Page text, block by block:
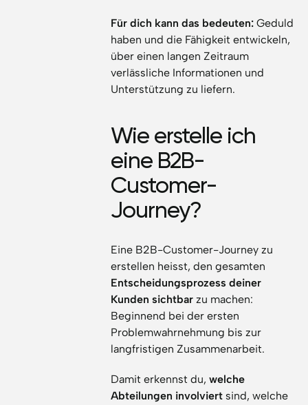
Für dich kann das bedeuten:Geduld
haben und die Fähigkeit entwickeln,
über einen langen Zeitraum
verlässliche Informationen und
Unterstützung zu liefern.
Wie erstelle ich
eine B2B-
Customer-
Journey?
Eine B2B-Customer-Journey zu
erstellen heisst, den gesamten
Entscheidungsprozess deiner
Kunden sichtbarzu machen:
Beginnend bei der ersten
Problemwahrnehmung bis zur
langfristigen Zusammenarbeit.
Damit erkennst du,welche
Abteilungen involviert sind, welche